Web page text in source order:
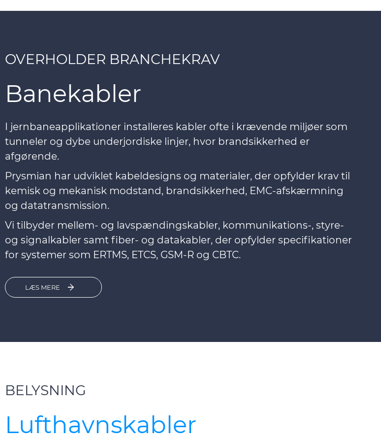
OVERHOLDER BRANCHEKRAV
Banekabler
I jernbaneapplikationer installeres kabler ofte i krævende miljøer som
tunneler og dybe underjordiske linjer, hvor brandsikkerhed er
afgørende.
Prysmian har udviklet kabeldesigns og materialer, der opfylder krav til
kemisk og mekanisk modstand, brandsikkerhed, EMC-afskærmning
og datatransmission.
Vi tilbyder mellem- og lavspændingskabler, kommunikations-, styre-
og signalkabler samt fiber- og datakabler, der opfylder specifikationer
for systemer som ERTMS, ETCS, GSM-R og CBTC.
LÆS MERE
BELYSNING
Lufthavnskabler